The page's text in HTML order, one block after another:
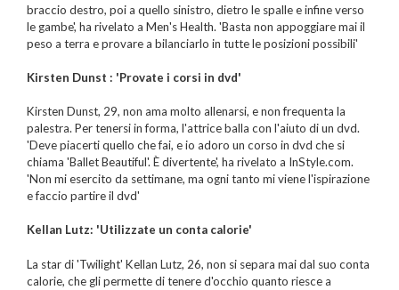
braccio destro, poi a quello sinistro, dietro le spalle e infine verso
le gambe', ha rivelato a Men's Health. 'Basta non appoggiare mai il
peso a terra e provare a bilanciarlo in tutte le posizioni possibili'
Kirsten Dunst : 'Provate i corsi in dvd'
Kirsten Dunst, 29, non ama molto allenarsi, e non frequenta la
palestra. Per tenersi in forma, l'attrice balla con l'aiuto di un dvd.
'Deve piacerti quello che fai, e io adoro un corso in dvd che si
chiama 'Ballet Beautiful'. È divertente', ha rivelato a InStyle.com.
'Non mi esercito da settimane, ma ogni tanto mi viene l'ispirazione
e faccio partire il dvd'
Kellan Lutz: 'Utilizzate un conta calorie'
La star di 'Twilight' Kellan Lutz, 26, non si separa mai dal suo conta
calorie, che gli permette di tenere d'occhio quanto riesce a